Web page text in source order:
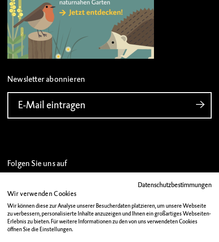
Newsletter abonnieren
E-Mail eintragen
Folgen Sie uns auf
IMPRESSUM
Datenschutzbestimmungen
Wir verwenden Cookies
Wir können diese zur Analyse unserer Besucherdaten platzieren, um unsere Webseite
zu verbessern, personalisierte Inhalte anzuzeigen und Ihnen ein großartiges Webseiten-
Erlebnis zu bieten. Für weitere Informationen zu den von uns verwendeten Cookies
öffnen Sie die Einstellungen.